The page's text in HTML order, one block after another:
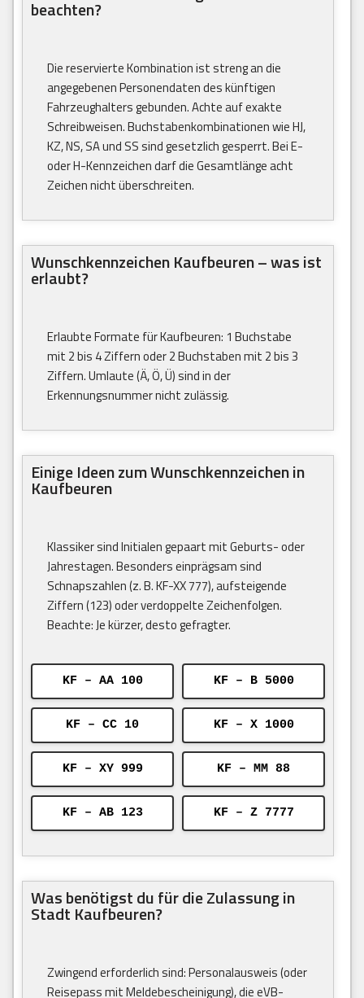
beachten?
Die reservierte Kombination ist streng an die
angegebenen Personendaten des künftigen
Fahrzeughalters gebunden. Achte auf exakte
Schreibweisen. Buchstabenkombinationen wie HJ,
KZ, NS, SA und SS sind gesetzlich gesperrt. Bei E-
oder H-Kennzeichen darf die Gesamtlänge acht
Zeichen nicht überschreiten.
Wunschkennzeichen Kaufbeuren – was ist
erlaubt?
Erlaubte Formate für Kaufbeuren: 1 Buchstabe
mit 2 bis 4 Ziffern oder 2 Buchstaben mit 2 bis 3
Ziffern. Umlaute (Ä, Ö, Ü) sind in der
Erkennungsnummer nicht zulässig.
Einige Ideen zum Wunschkennzeichen in
Kaufbeuren
Klassiker sind Initialen gepaart mit Geburts- oder
Jahrestagen. Besonders einprägsam sind
Schnapszahlen (z. B. KF-XX 777), aufsteigende
Ziffern (123) oder verdoppelte Zeichenfolgen.
Beachte: Je kürzer, desto gefragter.
KF – AA 100 KF – B 5000
KF – CC 10 KF – X 1000
KF – XY 999 KF – MM 88
KF – AB 123 KF – Z 7777
Was benötigst du für die Zulassung in
Stadt Kaufbeuren?
Zwingend erforderlich sind: Personalausweis (oder
Reisepass mit Meldebescheinigung), die eVB-